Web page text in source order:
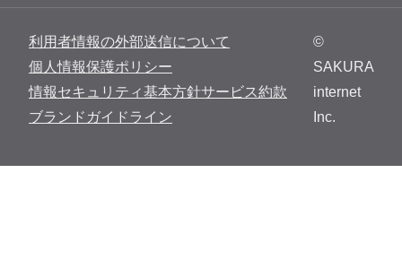
利用者情報の外部送信について
個人情報保護ポリシー
情報セキュリティ基本方針サービス約款
ブランドガイドライン
©
SAKURA
internet
Inc.